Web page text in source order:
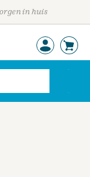
in huis